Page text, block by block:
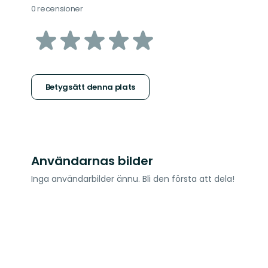
0 recensioner
av
stjärnor
Betygsätt denna plats
Användarnas bilder
Inga användarbilder ännu. Bli den första att dela!